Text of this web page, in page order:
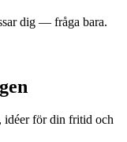
dig — fråga bara.
idéer för din fritid och